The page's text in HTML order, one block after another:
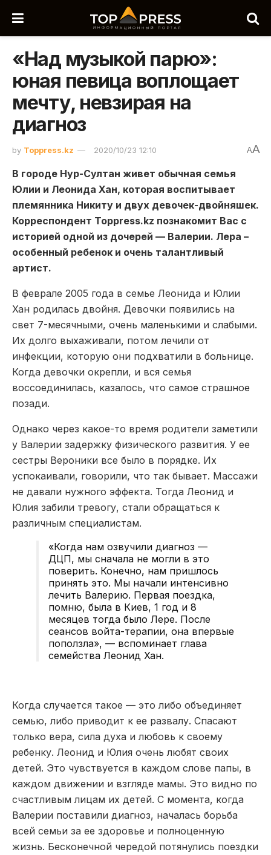
«Над музыкой парю»:
юная певица воплощает
мечту, невзирая на
диагноз
by Toppress.kz 2020/10/23 12:10 AA
В городе Нур-Султан живет обычная семья
Юлии и Леонида Хан, которая воспитывает
племянника Никиту и двух девочек-двойняшек.
Корреспондент Toppress.kz познакомит Вас с
историей одной из дочерей — Валерии. Лера –
особенный ребенок и очень талантливый
артист.
В феврале 2005 года в семье Леонида и Юлии
Хан родилась двойня. Девочки появились на
свет 7-месячными, очень маленькими и слабыми.
Их долго выхаживали, потом лечили от
инфекции, которую они подхватили в больнице.
Когда девочки окрепли, и вся семья
воссоединилась, казалось, что самое страшное
позади.
Однако через какое-то время родители заметили
у Валерии задержку физического развития. У ее
сестры Вероники все было в порядке. Их
успокаивали, говорили, что так бывает. Массажи
не давали нужного эффекта. Тогда Леонид и
Юлия забили тревогу, стали обращаться к
различным специалистам.
«Когда нам озвучили диагноз —
ДЦП, мы сначала не могли в это
поверить. Конечно, нам пришлось
принять это. Мы начали интенсивно
лечить Валерию. Первая поездка,
помню, была в Киев, 1 год и 8
месяцев тогда было Лере. После
сеансов войта-терапии, она впервые
поползла», — вспоминает глава
семейства Леонид Хан.
Когда случается такое — это либо объединяет
семью, либо приводит к ее развалу. Спасают
только вера, сила духа и любовь к своему
ребенку. Леонид и Юлия очень любят своих
детей. Это чувствуется в каждом слове папы, в
каждом движении и взгляде мамы. Это видно по
счастливым лицам их детей. С момента, когда
Валерии поставили диагноз, началась борьба
всей семьи за ее здоровье и полноценную
жизнь. Бесконечной чередой потянулись поездки